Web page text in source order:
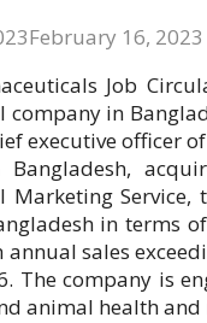
February 16, 2023
Job
company in
executive officer
Bangladesh,
Marketing
in terms
sales
The company is
animal health